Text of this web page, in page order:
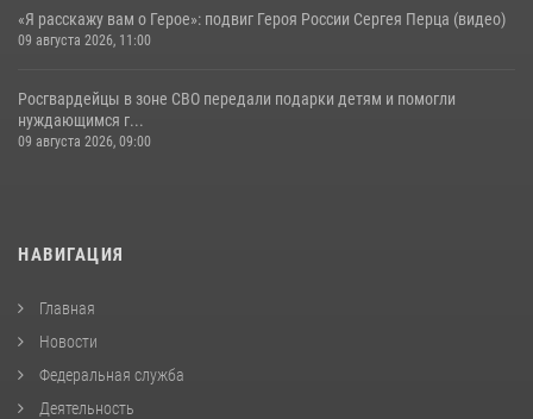
«Я расскажу вам о Герое»: подвиг Героя России Сергея Перца (видео)
09 августа 2026, 11:00
Росгвардейцы в зоне СВО передали подарки детям и помогли
нуждающимся г...
09 августа 2026, 09:00
НАВИГАЦИЯ
Главная
Новости
Федеральная служба
Деятельность